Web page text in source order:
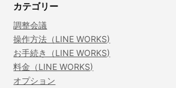
カテゴリー
調整会議
操作方法（LINE WORKS)
お手続き（LINE WORKS)
料金（LINE WORKS)
オプション